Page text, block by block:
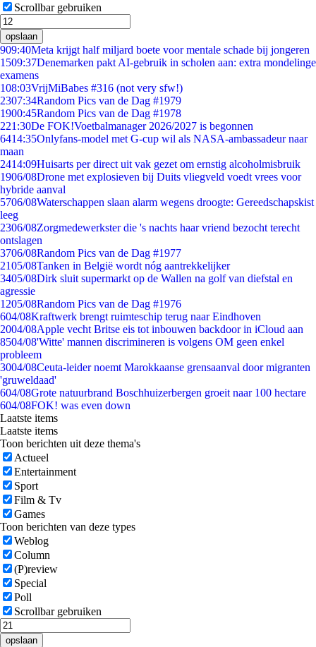
Scrollbar gebruiken
opslaan
909:40Meta krijgt half miljard boete voor mentale schade bij jongeren
1509:37Denemarken pakt AI-gebruik in scholen aan: extra mondelinge
examens
108:03VrijMiBabes #316 (not very sfw!)
2307:34Random Pics van de Dag #1979
1900:45Random Pics van de Dag #1978
221:30De FOK!Voetbalmanager 2026/2027 is begonnen
6414:35Onlyfans-model met G-cup wil als NASA-ambassadeur naar
maan
2414:09Huisarts per direct uit vak gezet om ernstig alcoholmisbruik
1906/08Drone met explosieven bij Duits vliegveld voedt vrees voor
hybride aanval
5706/08Waterschappen slaan alarm wegens droogte: Gereedschapskist
leeg
2306/08Zorgmedewerkster die 's nachts haar vriend bezocht terecht
ontslagen
3706/08Random Pics van de Dag #1977
2105/08Tanken in België wordt nóg aantrekkelijker
3405/08Dirk sluit supermarkt op de Wallen na golf van diefstal en
agressie
1205/08Random Pics van de Dag #1976
604/08Kraftwerk brengt ruimteschip terug naar Eindhoven
2004/08Apple vecht Britse eis tot inbouwen backdoor in iCloud aan
8504/08'Witte' mannen discrimineren is volgens OM geen enkel
probleem
3004/08Ceuta-leider noemt Marokkaanse grensaanval door migranten
'gruweldaad'
604/08Grote natuurbrand Boschhuizerbergen groeit naar 100 hectare
604/08FOK! was even down
Laatste items
Laatste items
Toon berichten uit deze thema's
Actueel
Entertainment
Sport
Film & Tv
Games
Toon berichten van deze types
Weblog
Column
(P)review
Special
Poll
Scrollbar gebruiken
opslaan